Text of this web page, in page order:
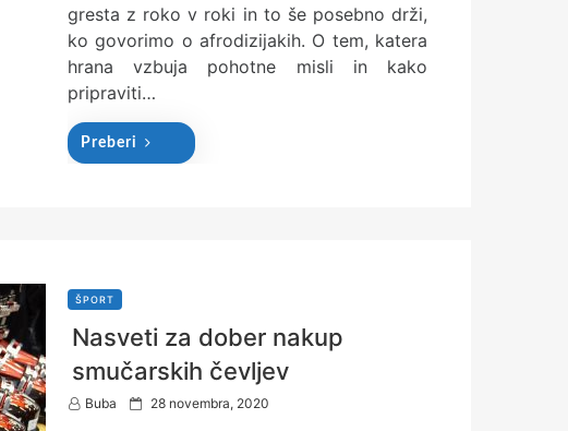
gresta z roko v roki in to še posebno drži,
ko govorimo o afrodizijakih. O tem, katera
hrana vzbuja pohotne misli in kako
pripraviti…
Preberi
ŠPORT
Nasveti za dober nakup
smučarskih čevljev
Buba
P 28 novembra, 2020